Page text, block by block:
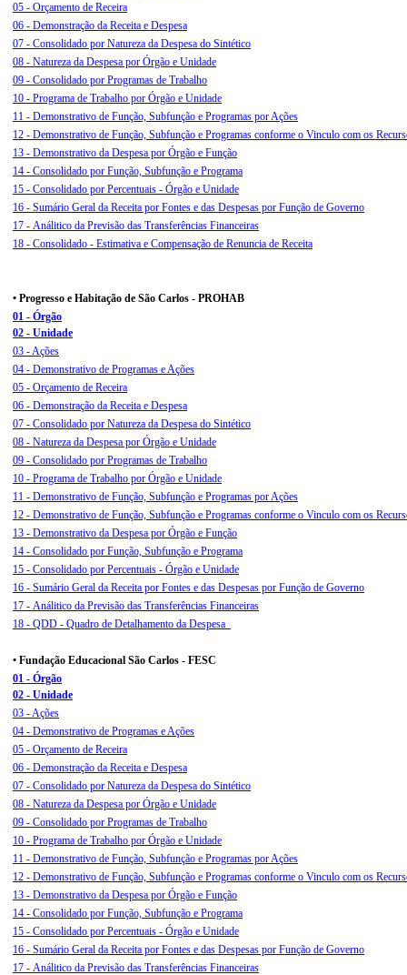
05 - Orçamento de Receira
06 - Demonstração da Receita e Despesa
07 - Consolidado por Natureza da Despesa do Sintético
08 - Natureza da Despesa por Órgão e Unidade
09 - Consolidado por Programas de Trabalho
10 - Programa de Trabalho por Órgão e Unidade
11 - Demonstrativo de Função, Subfunção e Programas por Ações
12 - Demonstrativo de Função, Subfunção e Programas conforme o Vinculo com os
13 - Demonstrativo da Despesa por Órgão e Função
14 - Consolidado por Função, Subfunção e Programa
15 - Consolidado por Percentuais - Órgão e Unidade
16 - Sumário Geral da Receita por Fontes e das Despesas por Função de Governo
17 - Análitico da Previsão das Transferências Financeiras
18 - Consolidado - Estimativa e Compensação de Renuncia de Receita
• Progresso e Habitação de São Carlos - PROHAB
01 - Órgão
02 - Unidade
03 - Ações
04 - Demonstrativo de Programas e Ações
05 - Orçamento de Receira
06 - Demonstração da Receita e Despesa
07 - Consolidado por Natureza da Despesa do Sintético
08 - Natureza da Despesa por Órgão e Unidade
09 - Consolidado por Programas de Trabalho
10 - Programa de Trabalho por Órgão e Unidade
11 - Demonstrativo de Função, Subfunção e Programas por Ações
12 - Demonstrativo de Função, Subfunção e Programas conforme o Vinculo com os
13 - Demonstrativo da Despesa por Órgão e Função
14 - Consolidado por Função, Subfunção e Programa
15 - Consolidado por Percentuais - Órgão e Unidade
16 - Sumário Geral da Receita por Fontes e das Despesas por Função de Governo
17 - Análitico da Previsão das Transferências Financeiras
18 - QDD - Quadro de Detalhamento da Despesa
• Fundação Educacional São Carlos - FESC
01 - Órgão
02 - Unidade
03 - Ações
04 - Demonstrativo de Programas e Ações
05 - Orçamento de Receira
06 - Demonstração da Receita e Despesa
07 - Consolidado por Natureza da Despesa do Sintético
08 - Natureza da Despesa por Órgão e Unidade
09 - Consolidado por Programas de Trabalho
10 - Programa de Trabalho por Órgão e Unidade
11 - Demonstrativo de Função, Subfunção e Programas por Ações
12 - Demonstrativo de Função, Subfunção e Programas conforme o Vinculo com os
13 - Demonstrativo da Despesa por Órgão e Função
14 - Consolidado por Função, Subfunção e Programa
15 - Consolidado por Percentuais - Órgão e Unidade
16 - Sumário Geral da Receita por Fontes e das Despesas por Função de Governo
17 - Análitico da Previsão das Transferências Financeiras